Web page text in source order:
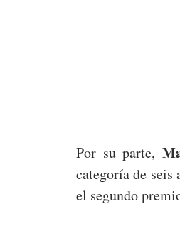
Por su parte,
categoría de seis
el segundo